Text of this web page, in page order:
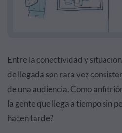
Entre la conectividad y
de llegada son rara vez
de una audiencia. Como
la gente que llega a tiempo sin
hacen tarde?